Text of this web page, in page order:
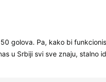
golova. Pa, kako bi
u Srbiji svi sve znaju, stalno